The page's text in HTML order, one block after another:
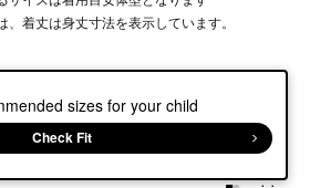
着丈は身丈寸法を表示しています。
sizes for your child
Check Fit